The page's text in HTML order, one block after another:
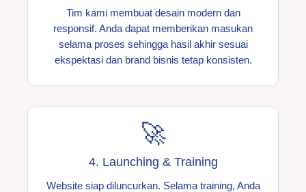
Tim kami membuat desain modern dan
responsif. Anda dapat memberikan masukan
selama proses sehingga hasil akhir sesuai
ekspektasi dan brand bisnis tetap konsisten.
🚀
4. Launching & Training
Website siap diluncurkan. Selama training, Anda